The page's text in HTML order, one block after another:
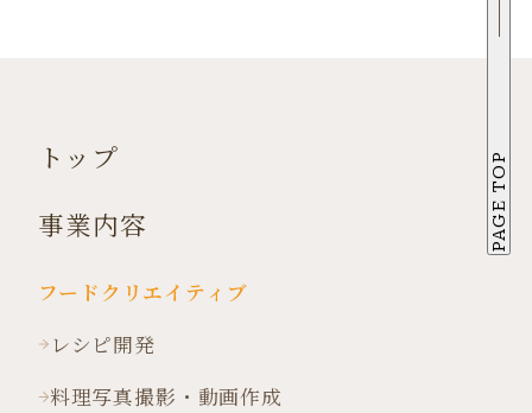
PAGE TOP
トップ
事業内容
フードクリエイティブ
レシピ開発
料理写真撮影・動画作成